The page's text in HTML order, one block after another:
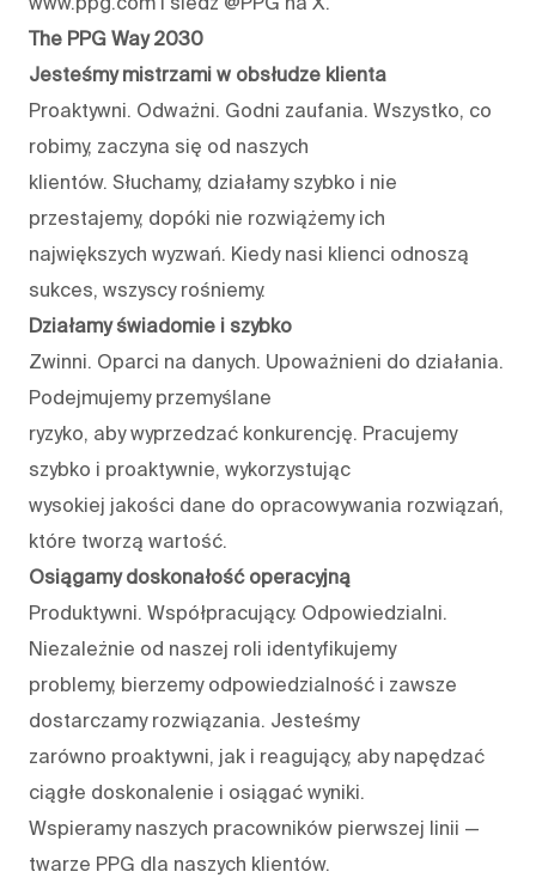
The PPG Way 2030
Jesteśmy mistrzami w obsłudze klienta
Proaktywni. Odważni. Godni zaufania. Wszystko, co
robimy, zaczyna się od naszych
klientów. Słuchamy, działamy szybko i nie
przestajemy, dopóki nie rozwiążemy ich
największych wyzwań. Kiedy nasi klienci odnoszą
sukces, wszyscy rośniemy.
Działamy świadomie i szybko
Zwinni. Oparci na danych. Upoważnieni do działania.
Podejmujemy przemyślane
ryzyko, aby wyprzedzać konkurencję. Pracujemy
szybko i proaktywnie, wykorzystując
wysokiej jakości dane do opracowywania rozwiązań,
które tworzą wartość.
Osiągamy doskonałość operacyjną
Produktywni. Współpracujący. Odpowiedzialni.
Niezależnie od naszej roli identyfikujemy
problemy, bierzemy odpowiedzialność i zawsze
dostarczamy rozwiązania. Jesteśmy
zarówno proaktywni, jak i reagujący, aby napędzać
ciągłe doskonalenie i osiągać wyniki.
Wspieramy naszych pracowników pierwszej linii —
twarze PPG dla naszych klientów.